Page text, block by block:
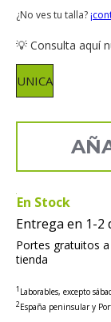
¿No ves tu talla?
💡 Consulta aquí
UNICA
En Stock
Entrega en 1-2
Portes gratuitos
tienda
1 Laborables, excepto
2España peninsular y